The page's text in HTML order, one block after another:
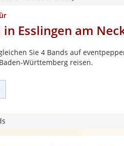
Esslingen am
Sie 4 Bands auf
Württemberg reisen.